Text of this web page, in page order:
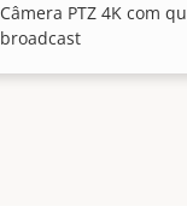
Câmera PTZ 4K com
broadcast